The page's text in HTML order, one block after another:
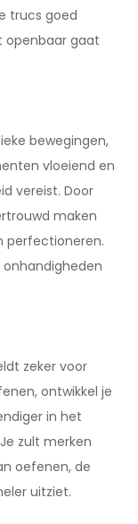
trucs goed
openbaar gaat
bewegingen,
vloeiend en
vereist. Door
maken
perfectioneren.
zeker voor
ontwikkel je
in het
zult merken
oefenen, de
uitziet.